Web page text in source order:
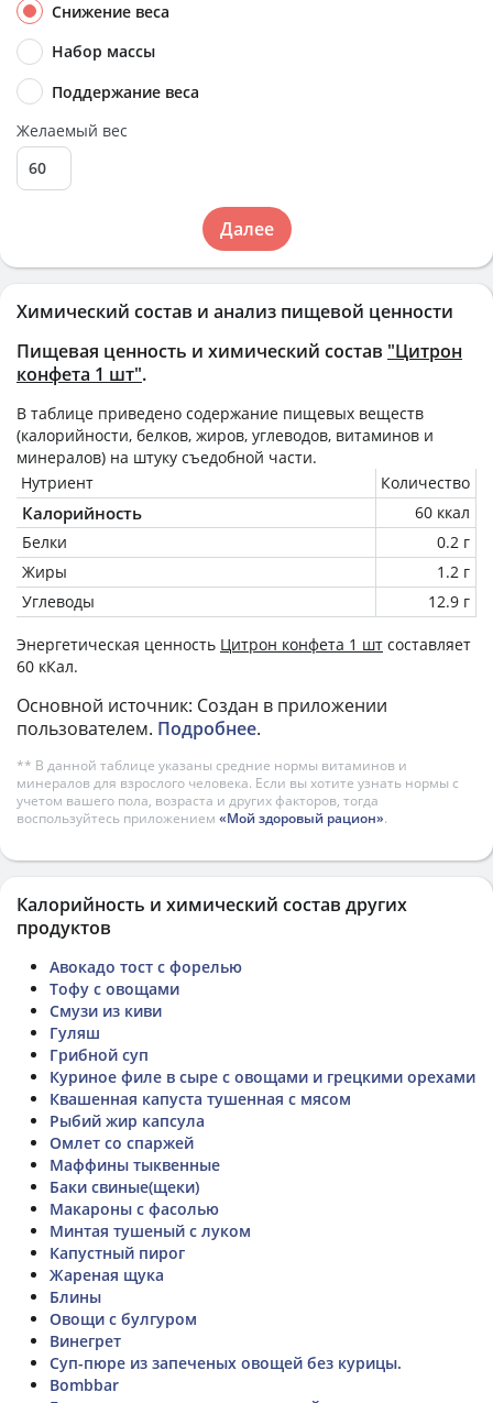
Химический состав и анализ пищевой ценности
Пищевая ценность и химический состав "Цитрон
конфета 1 шт".
В таблице приведено содержание пищевых веществ
(калорийности, белков, жиров, углеводов, витаминов и
минералов) на штуку съедобной части.
Нутриент
Количество
Калорийность
60 ккал
Белки
0.2 г
Жиры
1.2 г
Углеводы
12.9 г
Энергетическая ценность Цитрон конфета 1 шт составляет
60 кКал.
Основной источник: Создан в приложении
пользователем. Подробнее.
** В данной таблице указаны средние нормы витаминов и
минералов для взрослого человека. Если вы хотите узнать нормы с
учетом вашего пола, возраста и других факторов, тогда
воспользуйтесь приложением «Мой здоровый рацион».
Снижение веса
Набор массы
Поддержание веса
Желаемый вес
Далее
Калорийность и химический состав других
продуктов
Авокадо тост с форелью
Тофу с овощами
Смузи из киви
Гуляш
Грибной суп
Куриное филе в сыре с овощами и грецкими орехами
Квашенная капуста тушенная с мясом
Рыбий жир капсула
Омлет со спаржей
Маффины тыквенные
Баки свиные(щеки)
Макароны с фасолью
Минтая тушеный с луком
Капустный пирог
Жареная щука
Блины
Овощи с булгуром
Винегрет
Суп-пюре из запеченых овощей без курицы.
Bombbar